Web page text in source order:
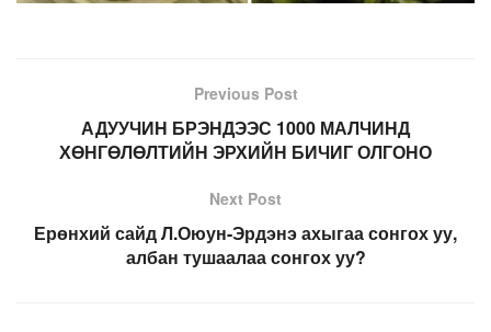
Previous Post
АДУУЧИН БРЭНДЭЭС 1000 МАЛЧИНД
ХӨНГӨЛӨЛТИЙН ЭРХИЙН БИЧИГ ОЛГОНО
Next Post
Ерөнхий сайд Л.Оюун-Эрдэнэ ахыгаа сонгох уу,
албан тушаалаа сонгох уу?